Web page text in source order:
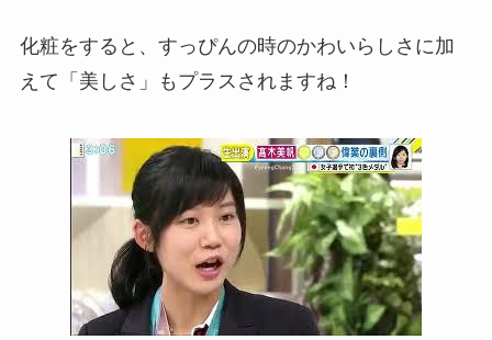
化粧をすると、すっぴんの時のかわいらしさに加
えて「美しさ」もプラスされますね！